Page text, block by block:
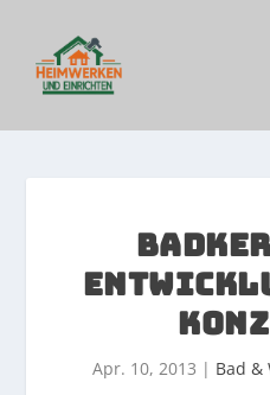
Apr. 10, 2013 | Bad &